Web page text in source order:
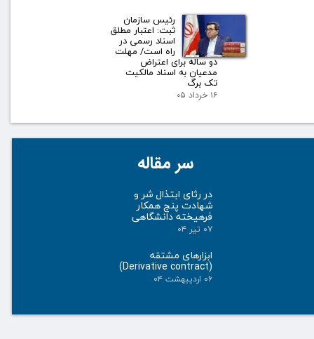
رئیس سازمان
ثبت: اعتبار مطلق
اسناد رسمی در
راه است/ مهلت
دو ساله برای اعتراض
مدعیان به اسناد مالکیت
تک برگ
۱۶ خرداد ۰۵
سر مقاله
در رثای ابتذال شر و
شهادت پنج همکار
فرهیخته دانشگاهی
۰۷ تیر ۰۴
ابزارهای مشتقه
(Derivative contract)
۰۶ اردیبهشت ۰۴